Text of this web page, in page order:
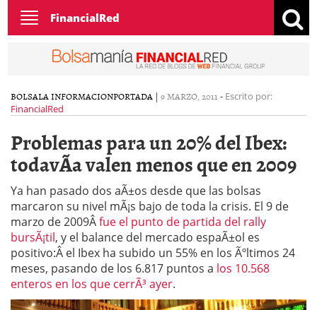
Toggle
navigation
FinancialRed
BOLSALA INFORMACIONPORTADA | 9 MARZO, 2011 - Escrito por:
FinancialRed
Problemas para un 20% del Ibex:
todavÃ­a valen menos que en 2009
Ya han pasado dos aÃ±os desde que las bolsas
marcaron su nivel mÃ¡s bajo de toda la crisis. El 9 de
marzo de 2009Âfue el punto de partida del rally
bursÃ¡til, y el balance del mercado espaÃ±ol es
positivo:Â el Ibex ha subido un 55% en los Ãºltimos 24
meses, pasando de los 6.817 puntos a los 10.568
enteros en los que cerrÃ³ ayer.